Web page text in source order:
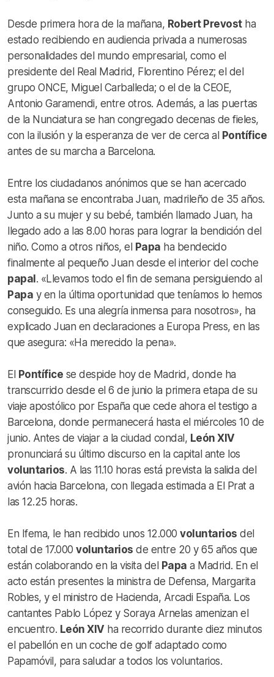
Desde primera hora de la mañana, Robert Prevostha
estado recibiendo en audiencia privada a numerosas
personalidades del mundo empresarial, como el
presidente del Real Madrid, Florentino Pérez; el del
grupo ONCE, Miguel Carballeda; o el de la CEOE,
Antonio Garamendi, entre otros. Además, a las puertas
de la Nunciatura se han congregado decenas de fieles,
con la ilusión y la esperanza de ver de cerca al Pontífice
antes de su marcha a Barcelona.
Entre los ciudadanos anónimos que se han acercado
esta mañana se encontraba Juan, madrileño de 35 años.
Junto a su mujer y su bebé, también llamado Juan, ha
llegado ado a las 8.00 horas para lograr la bendición del
niño. Como a otros niños, el Papa ha bendecido
finalmente al pequeño Juan desde el interior del coche
papal . «Llevamos todo el fin de semana persiguiendo al
Papa y en la última oportunidad que teníamos lo hemos
conseguido. Es una alegría inmensa para nosotros», ha
explicado Juan en declaraciones a Europa Press, en las
que asegura: «Ha merecido la pena».
El Pontífice se despide hoy de Madrid, donde ha
transcurrido desde el 6 de junio la primera etapa de su
viaje apostólico por España que cede ahora el testigo a
Barcelona, donde permanecerá hasta el miércoles 10 de
junio. Antes de viajar a la ciudad condal, León XIV
pronunciará su último discurso en la capital ante los
voluntarios. A las 11.10 horas está prevista la salida del
avión hacia Barcelona, con llegada estimada a El Prat a
las 12.25 horas.
En Ifema, le han recibido unos 12.000 voluntarios del
total de 17.000 voluntarios de entre 20 y 65 años que
están colaborando en la visita del Papa a Madrid. En el
acto están presentes la ministra de Defensa, Margarita
Robles, y el ministro de Hacienda, Arcadi España. Los
cantantes Pablo López y Soraya Arnelas amenizan el
encuentro. León XIVha recorrido durante diez minutos
el pabellón en un coche de golf adaptado como
Papamóvil, para saludar a todos los voluntarios.